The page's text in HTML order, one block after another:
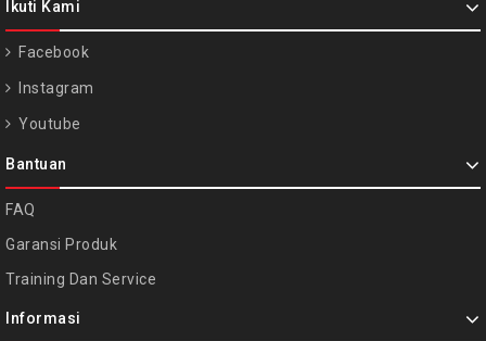
Ikuti Kami
Facebook
Instagram
Youtube
Bantuan
FAQ
Garansi Produk
Training Dan Service
Informasi